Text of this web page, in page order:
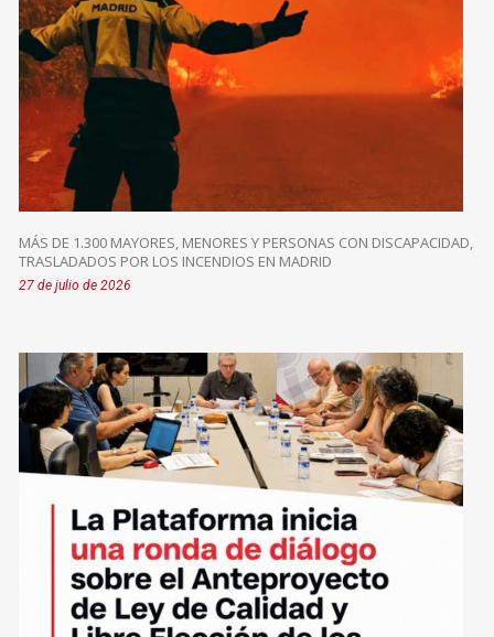
MÁS DE 1.300 MAYORES, MENORES Y PERSONAS CON DISCAPACIDAD,
TRASLADADOS POR LOS INCENDIOS EN MADRID
27 de julio de 2026